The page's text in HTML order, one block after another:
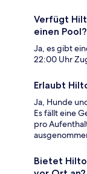
Verfügt
einen Pool?
Ja, es gibt
22:00 Uhr
Erlaubt
Ja, Hunde
Es fällt eine
pro
Bietet